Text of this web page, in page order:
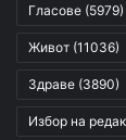
Гласове (5979)
Живот (11036)
Здраве (3890)
Избор на